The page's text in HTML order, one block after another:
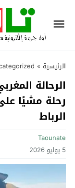
الرئيسية »
الرحالة
رحلة مشيًا
الرباط
Taounate
5 يوليو 2026